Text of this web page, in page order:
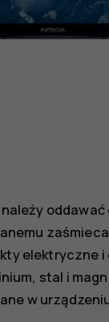
elektryczne
stal i
w